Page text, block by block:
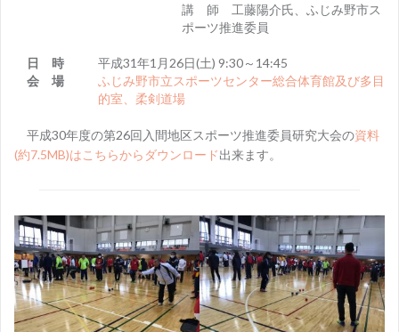
講 師 工藤陽介氏、ふじみ野市ス
ポーツ推進委員
日 時
平成31年1月26日(土) 9:30～14:45
会 場
ふじみ野市立スポーツセンター総合体育館及び多目
的室、柔剣道場
平成30年度の第26回入間地区スポーツ推進委員研究大会の資料
(約7.5MB)はこちらからダウンロード出来ます。